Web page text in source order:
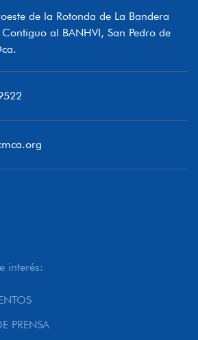
de la Rotonda de La Bandera
al BANHVI, San Pedro de
interés:
PRENSA